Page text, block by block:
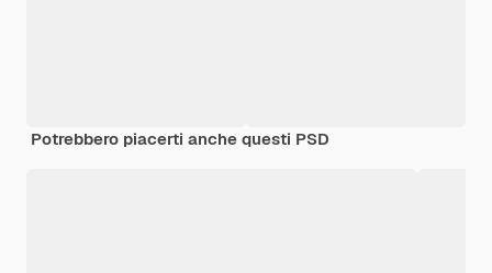
Potrebbero piacerti anche questi PSD